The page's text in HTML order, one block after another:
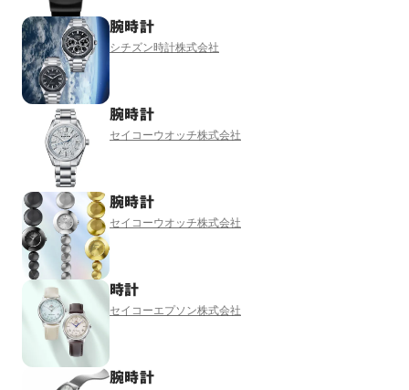
腕時計
シチズン時計株式会社
腕時計
セイコーウオッチ株式会社
腕時計
セイコーウオッチ株式会社
時計
セイコーエプソン株式会社
腕時計